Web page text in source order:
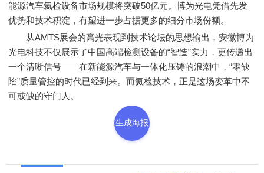
能源汽车氦检设备市场规模将突破50亿元。博为光电凭借先发
优势和技术积淀，有望进一步占据更多的细分市场份额。
从AMTS展会的高光表现到技术论坛的思想输出，安徽博为
光电科技不仅展示了中国高端检测设备的“智造”实力，更传递出
一个清晰信号——在新能源汽车与一体化压铸的浪潮中，“零缺
陷”质量管控的时代已经到来。而氦检技术，正是这场变革中不
可或缺的守门人。
生成海报